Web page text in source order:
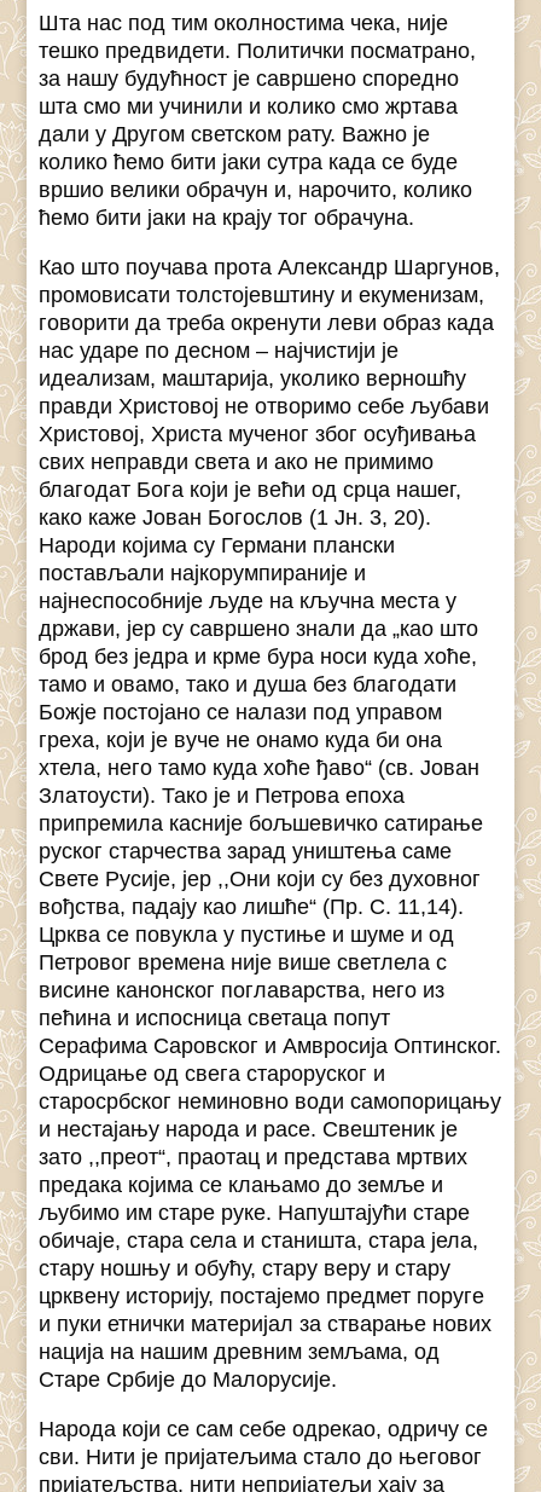
Шта нас под тим околностима чека, није
тешко предвидети. Политички посматрано,
за нашу будућност је савршено споредно
шта смо ми учинили и колико смо жртава
дали у Другом светском рату. Важно је
колико ћемо бити јаки сутра када се буде
вршио велики обрачун и, нарочито, колико
ћемо бити јаки на крају тог обрачуна.
Као што поучава прота Александр Шаргунов,
промовисати толстојевштину и екуменизам,
говорити да треба окренути леви образ када
нас ударе по десном – најчистији је
идеализам, маштарија, уколико верношћу
правди Христовој не отворимо себе љубави
Христовој, Христа мученог због осуђивања
свих неправди света и ако не примимо
благодат Бога који је већи од срца нашег,
како каже Јован Богослов (1 Јн. 3, 20).
Народи којима су Германи плански
постављали најкорумпираније и
најнеспособније људе на кључна места у
држави, јер су савршено знали да „као што
брод без једра и крме бура носи куда хоће,
тамо и овамо, тако и душа без благодати
Божје постојано се налази под управом
греха, који је вуче не онамо куда би она
хтела, него тамо куда хоће ђаво“ (св. Јован
Златоусти). Тако је и Петрова епоха
припремила касније бољшевичко сатирање
руског старчества зарад уништења саме
Свете Русије, јер ,,Они који су без духовног
вођства, падају као лишће“ (Пр. С. 11,14).
Црква се повукла у пустиње и шуме и од
Петровог времена није више светлела с
висине канонског поглаварства, него из
пећина и испосница светаца попут
Серафима Саровског и Амвросија Оптинског.
Одрицање од свега староруског и
старосрбског неминовно води самопорицању
и нестајању народа и расе. Свештеник је
зато ,,преот“, праотац и представа мртвих
предака којима се клањамо до земље и
љубимо им старе руке. Напуштајући старе
обичаје, стара села и станишта, стара јела,
стару ношњу и обућу, стару веру и стару
црквену историју, постајемо предмет поруге
и пуки етнички материјал за стварање нових
нација на нашим древним земљама, од
Старе Србије до Малорусије.
Народа који се сам себе одрекао, одричу се
сви. Нити је пријатељима стало до његовог
пријатељства, нити непријатељи хају за